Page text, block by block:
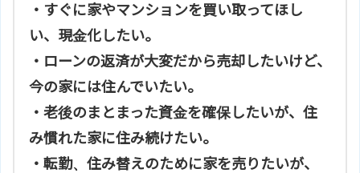
・すぐに家やマンションを買い取ってほし
い、現金化したい。
・ローンの返済が大変だから売却したいけど、
今の家には住んでいたい。
・老後のまとまった資金を確保したいが、住
み慣れた家に住み続けたい。
・転勤、住み替えのために家を売りたいが、